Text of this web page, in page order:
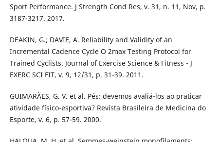
Sport Performance. J Strength Cond Res, v. 31, n. 11, Nov, p.
3187-3217. 2017.
DEAKIN, G.; DAVIE, A. Reliability and Validity of an
Incremental Cadence Cycle O 2max Testing Protocol for
Trained Cyclists. Journal of Exercise Science & Fitness - J
EXERC SCI FIT, v. 9, 12/31, p. 31-39. 2011.
GUIMARÃES, G. V. et al. Pés: devemos avaliá-los ao praticar
atividade físico-esportiva? Revista Brasileira de Medicina do
Esporte, v. 6, p. 57-59. 2000.